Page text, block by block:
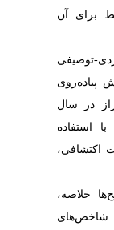
برای آن
توصیفی
پیاده­‌روی
در سال
استفاده
اکتشافی،
خلاصه،
شاخص‌­های